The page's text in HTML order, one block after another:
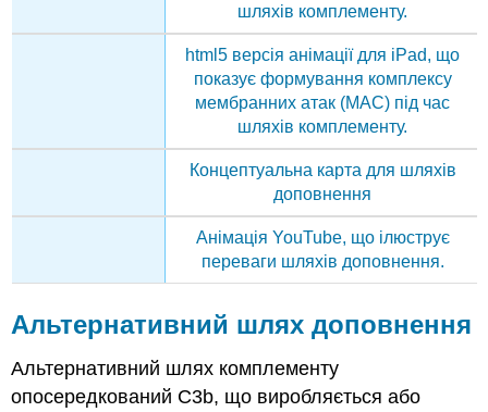
шляхів комплементу.
html5 версія анімації для iPad, що
показує формування комплексу
мембранних атак (MAC) під час
шляхів комплементу.
Концептуальна карта для шляхів
доповнення
Анімація YouTube, що ілюструє
переваги шляхів доповнення.
Альтернативний шлях доповнення
Альтернативний шлях комплементу
опосередкований C3b, що виробляється або